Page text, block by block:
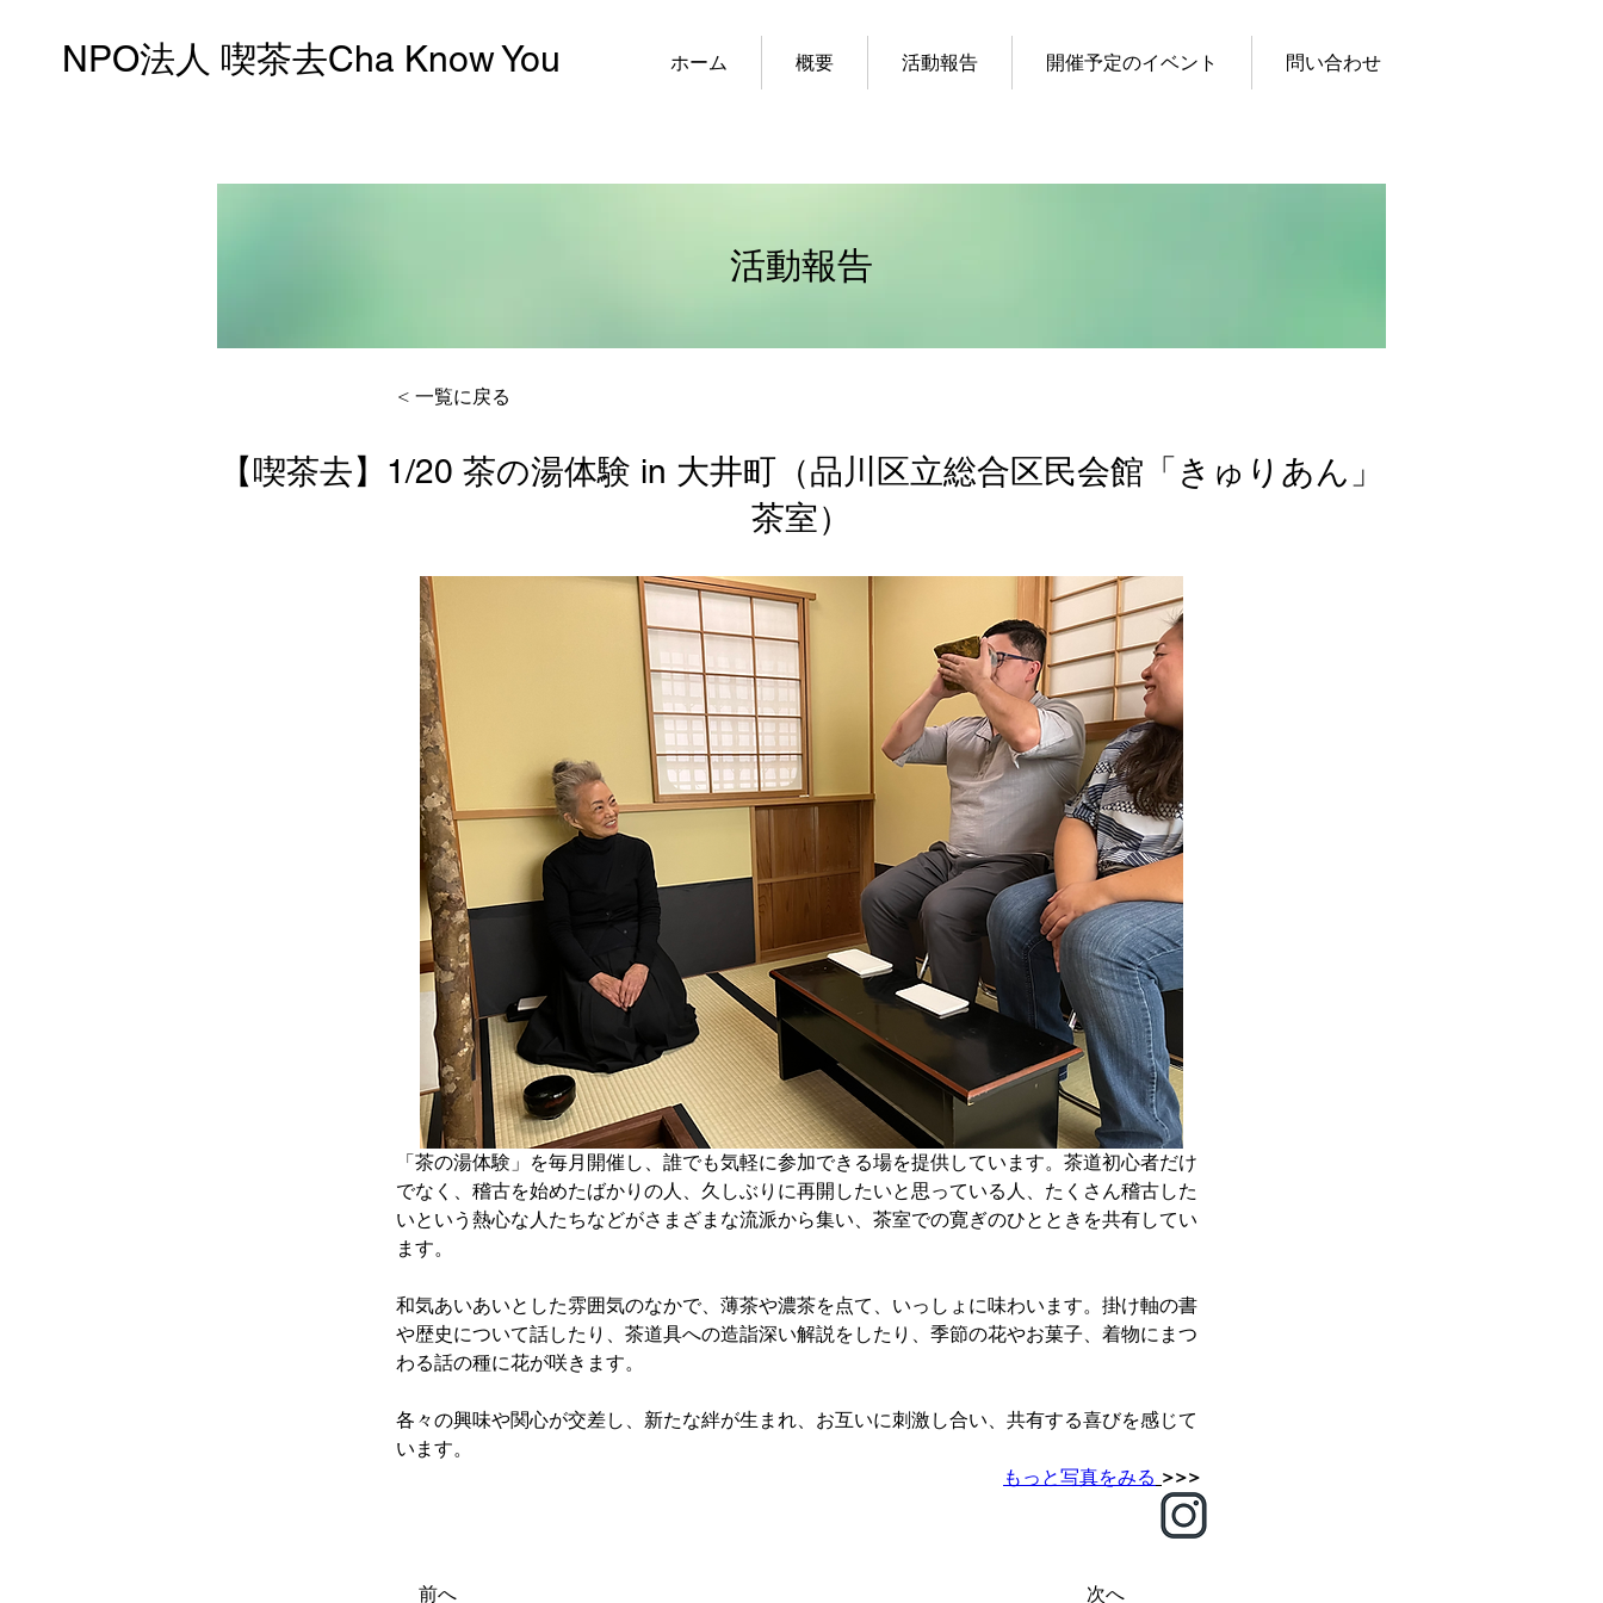
NPO法人 喫茶去Cha Know You ホーム 概要 活動報告 開催予定のイベント 問い合わせ
活動報告
< 一覧に戻る
【喫茶去】1/20 茶の湯体験 in 大井町（品川区立総合区民会館「きゅりあん」
茶室）
「茶の湯体験」を毎月開催し、誰でも気軽に参加できる場を提供しています。茶道初心者だけ
でなく、稽古を始めたばかりの人、久しぶりに再開したいと思っている人、たくさん稽古した
いという熱心な人たちなどがさまざまな流派から集い、茶室での寛ぎのひとときを共有してい
ます。
和気あいあいとした雰囲気のなかで、薄茶や濃茶を点て、いっしょに味わいます。掛け軸の書
や歴史について話したり、茶道具への造詣深い解説をしたり、季節の花やお菓子、着物にまつ
わる話の種に花が咲きます。
各々の興味や関心が交差し、新たな絆が生まれ、お互いに刺激し合い、共有する喜びを感じて
います。
もっと写真をみる >>>
前へ 次へ